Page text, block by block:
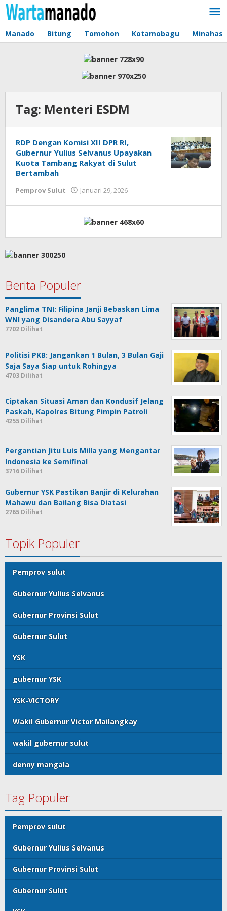
Lewati
ke
Manado Bitung Tomohon Kotamobagu Minahasa
Tag: Menteri ESDM
RDP Dengan Komisi XII DPR RI,
Gubernur Yulius Selvanus Upayakan
Kuota Tambang Rakyat di Sulut
Bertambah
Pemprov Sulut Januari 29, 2026
Berita Populer
Panglima TNI: Filipina Janji Bebaskan Lima
WNI yang Disandera Abu Sayyaf
7702 Dilihat
Politisi PKB: Jangankan 1 Bulan, 3 Bulan Gaji
Saja Saya Siap untuk Rohingya
4703 Dilihat
Ciptakan Situasi Aman dan Kondusif Jelang
Paskah, Kapolres Bitung Pimpin Patroli
4255 Dilihat
Pergantian Jitu Luis Milla yang Mengantar
Indonesia ke Semifinal
3716 Dilihat
Gubernur YSK Pastikan Banjir di Kelurahan
Mahawu dan Bailang Bisa Diatasi
2765 Dilihat
Topik Populer
Pemprov sulut
Gubernur Yulius Selvanus
Gubernur Provinsi Sulut
Gubernur Sulut
YSK
gubernur YSK
YSK-VICTORY
Wakil Gubernur Victor Mailangkay
wakil gubernur sulut
denny mangala
Tag Populer
Pemprov sulut
Gubernur Yulius Selvanus
Gubernur Provinsi Sulut
Gubernur Sulut